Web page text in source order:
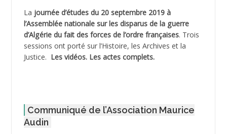
ADJAOUT
ADNI Mohamed Akli
ADOUL Arab *
AGOULMINE
La journée d’études du 20 septembre 2019 à
l’Assemblée nationale sur les disparus de la guerre
d’Algérie du fait des forces de l’ordre françaises. Trois
sessions ont porté sur l’Histoire, les Archives et la
Justice. Les vidéos. Les actes complets.
Communiqué de l’Association Maurice
Audin